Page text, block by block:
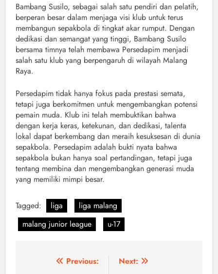
Bambang Susilo, sebagai salah satu pendiri dan pelatih,
berperan besar dalam menjaga visi klub untuk terus
membangun sepakbola di tingkat akar rumput. Dengan
dedikasi dan semangat yang tinggi, Bambang Susilo
bersama timnya telah membawa Persedapim menjadi
salah satu klub yang berpengaruh di wilayah Malang
Raya.
Persedapim tidak hanya fokus pada prestasi semata,
tetapi juga berkomitmen untuk mengembangkan potensi
pemain muda. Klub ini telah membuktikan bahwa
dengan kerja keras, ketekunan, dan dedikasi, talenta
lokal dapat berkembang dan meraih kesuksesan di dunia
sepakbola. Persedapim adalah bukti nyata bahwa
sepakbola bukan hanya soal pertandingan, tetapi juga
tentang membina dan mengembangkan generasi muda
yang memiliki mimpi besar.
Tagged: liga
liga malang
malang junior league
u-17
NavigasiPrevious:
Next: